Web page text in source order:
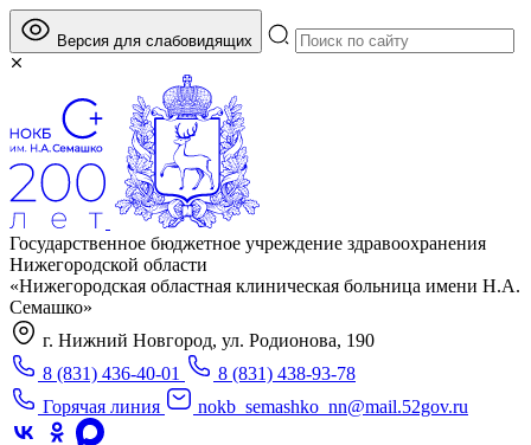
Версия для слабовидящих
Государственное бюджетное учреждение здравоохранения
Нижегородской области
«Нижегородская областная клиническая больница имени Н.А.
Семашко»
г. Нижний Новгород, ул. Родионова, 190
8 (831) 436-40-01
8 (831) 438-93-78
Горячая линия
nokb_semashko_nn@mail.52gov.ru